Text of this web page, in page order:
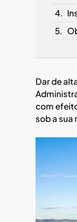
Dar de
com
sob a sua